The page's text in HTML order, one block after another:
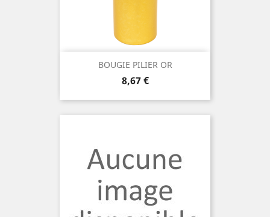
BOUGIE PILIER OR
Prix
8,67 €